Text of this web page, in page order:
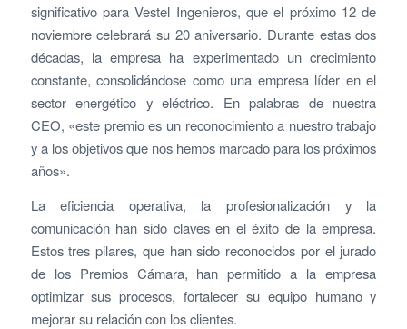
significativo para Vestel Ingenieros, que el próximo 12 de
noviembre celebrará su 20 aniversario. Durante estas dos
décadas, la empresa ha experimentado un crecimiento
constante, consolidándose como una empresa líder en el
sector energético y eléctrico. En palabras de nuestra
CEO, «este premio es un reconocimiento a nuestro trabajo
y a los objetivos que nos hemos marcado para los próximos
años».
La eficiencia operativa, la profesionalización y la
comunicación han sido claves en el éxito de la empresa.
Estos tres pilares, que han sido reconocidos por el jurado
de los Premios Cámara, han permitido a la empresa
optimizar sus procesos, fortalecer su equipo humano y
mejorar su relación con los clientes.